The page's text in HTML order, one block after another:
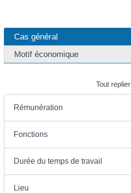
Cas général
Motif économique
Tout replier
Rémunération
Fonctions
Durée du temps de travail
Lieu